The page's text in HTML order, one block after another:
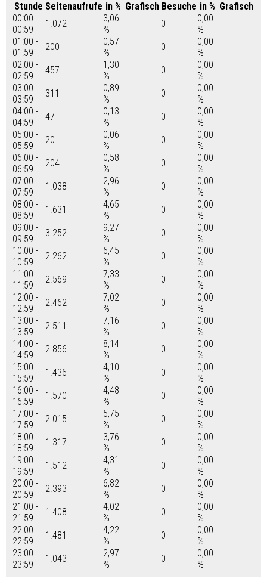
Stunde Seitenaufrufe in % Grafisch Besuche in % Grafisch
00:00 -
00:59
1.072
3,06
%
0
0,00
%
01:00 -
01:59
200
0,57
%
0
0,00
%
02:00 -
02:59
457
1,30
%
0
0,00
%
03:00 -
03:59
311
0,89
%
0
0,00
%
04:00 -
04:59
47
0,13
%
0
0,00
%
05:00 -
05:59
20
0,06
%
0
0,00
%
06:00 -
06:59
204
0,58
%
0
0,00
%
07:00 -
07:59
1.038
2,96
%
0
0,00
%
08:00 -
08:59
1.631
4,65
%
0
0,00
%
09:00 -
09:59
3.252
9,27
%
0
0,00
%
10:00 -
10:59
2.262
6,45
%
0
0,00
%
11:00 -
11:59
2.569
7,33
%
0
0,00
%
12:00 -
12:59
2.462
7,02
%
0
0,00
%
13:00 -
13:59
2.511
7,16
%
0
0,00
%
14:00 -
14:59
2.856
8,14
%
0
0,00
%
15:00 -
15:59
1.436
4,10
%
0
0,00
%
16:00 -
16:59
1.570
4,48
%
0
0,00
%
17:00 -
17:59
2.015
5,75
%
0
0,00
%
18:00 -
18:59
1.317
3,76
%
0
0,00
%
19:00 -
19:59
1.512
4,31
%
0
0,00
%
20:00 -
20:59
2.393
6,82
%
0
0,00
%
21:00 -
21:59
1.408
4,02
%
0
0,00
%
22:00 -
22:59
1.481
4,22
%
0
0,00
%
23:00 -
23:59
1.043
2,97
%
0
0,00
%